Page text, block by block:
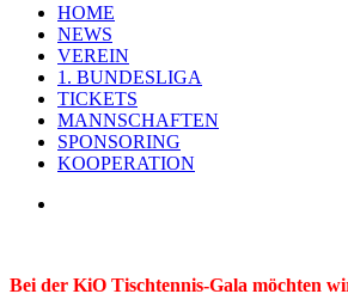
Menu
HOME
NEWS
VEREIN
1. BUNDESLIGA
TICKETS
MANNSCHAFTEN
SPONSORING
KOOPERATION
Bei der KiO Tischtennis-Gala möchten